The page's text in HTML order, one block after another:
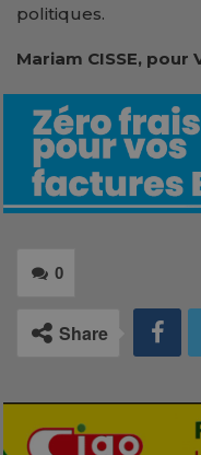
politiques.
Mariam CISSE, pour
0
Share